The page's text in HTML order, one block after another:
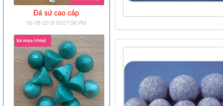
Đá sứ cao cấp
06-09-2019 03:07:56 PM